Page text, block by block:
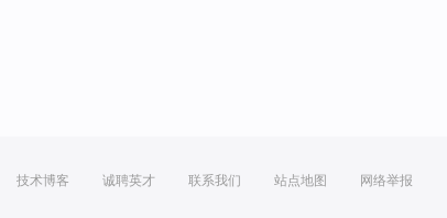
技术博客 诚聘英才 联系我们 站点地图 网络举报